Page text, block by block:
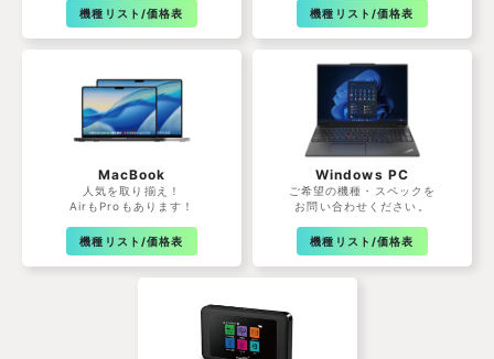
機種リスト/価格表 機種リスト/価格表
MacBook
人気を取り揃え！
AirもProもあります！
機種リスト/価格表
Windows PC
ご希望の機種・スペックを
お問い合わせください。
機種リスト/価格表